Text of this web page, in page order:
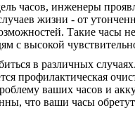
часов, инженеры
жизни - от
Такие часы
с высокой
в различных
профилактическая
ваших часов и
что ваши часы